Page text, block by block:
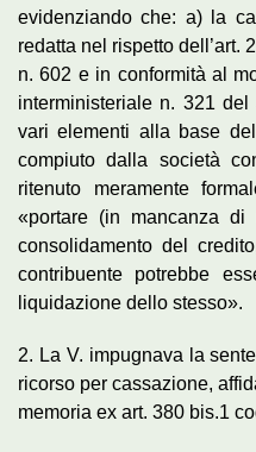
evidenziando che: a) la
redatta nel rispetto dell’art.
n. 602 e in conformità al
interministeriale n. 321
vari elementi alla base
compiuto dalla società
ritenuto meramente
«portare (in mancanza di
consolidamento del
contribuente potrebbe
liquidazione dello stesso».
2. La V. impugnava la
ricorso per cassazione,
memoria ex art. 380 bis.1